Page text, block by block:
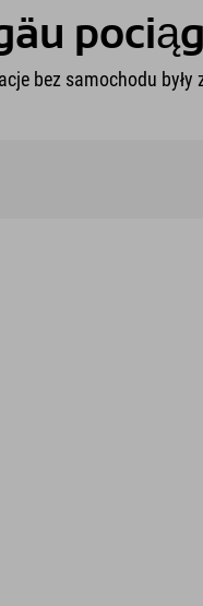
bez samochodu